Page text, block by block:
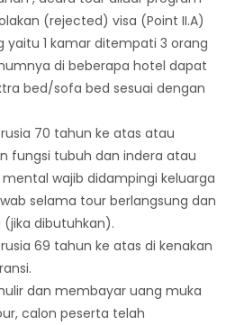
(rejected) visa (Point II.A)
yaitu 1 kamar ditempati 3 orang
di beberapa hotel dapat
bed/sofa bed sesuai dengan
70 tahun ke atas atau
fungsi tubuh dan indera atau
wajib didampingi keluarga
selama tour berlangsung dan
dibutuhkan).
69 tahun ke atas di kenakan
dan membayar uang muka
calon peserta telah